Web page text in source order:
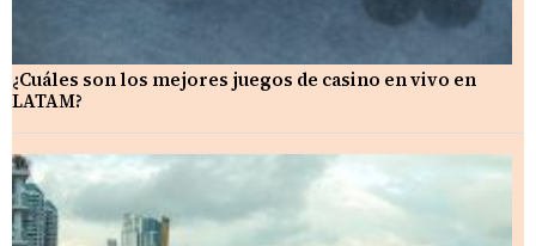
¿Cuáles son los mejores juegos de casino en vivo en
LATAM?